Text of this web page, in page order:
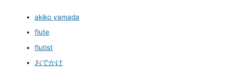
akiko yamada
flute
flutist
おでかけ